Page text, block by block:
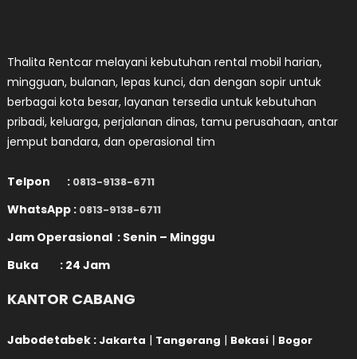
Thalita Rentcar melayani kebutuhan rental mobil harian,
mingguan, bulanan, lepas kunci, dan dengan sopir untuk
berbagai kota besar, layanan tersedia untuk kebutuhan
pribadi, keluarga, perjalanan dinas, tamu perusahaan, antar
jemput bandara, dan operasional tim
Telpon : 0813-9138-6711
WhatsApp : 0813-9138-6711
Jam Operasional : Senin – Minggu
Buka : 24 Jam
KANTOR CABANG
Jabodetabek : Jakarta | Tangerang | Bekasi | Bogor